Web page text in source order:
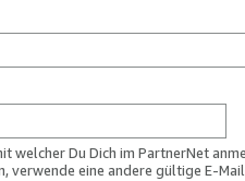
welcher Du Dich im PartnerNet
verwende eine andere gültige E-